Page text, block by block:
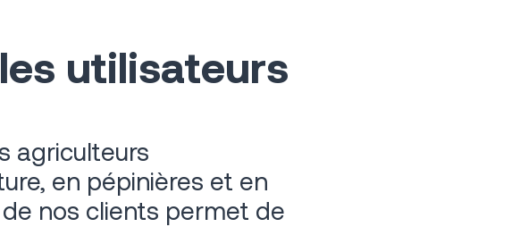
utilisateurs
agriculteurs
en pépinières et en
nos clients permet de